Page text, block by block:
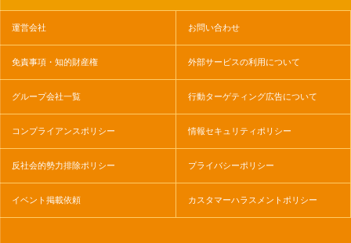
運営会社 お問い合わせ
免責事項・知的財産権 外部サービスの利用について
グループ会社一覧 行動ターゲティング広告について
コンプライアンスポリシー 情報セキュリティポリシー
反社会的勢力排除ポリシー プライバシーポリシー
イベント掲載依頼 カスタマーハラスメントポリシー